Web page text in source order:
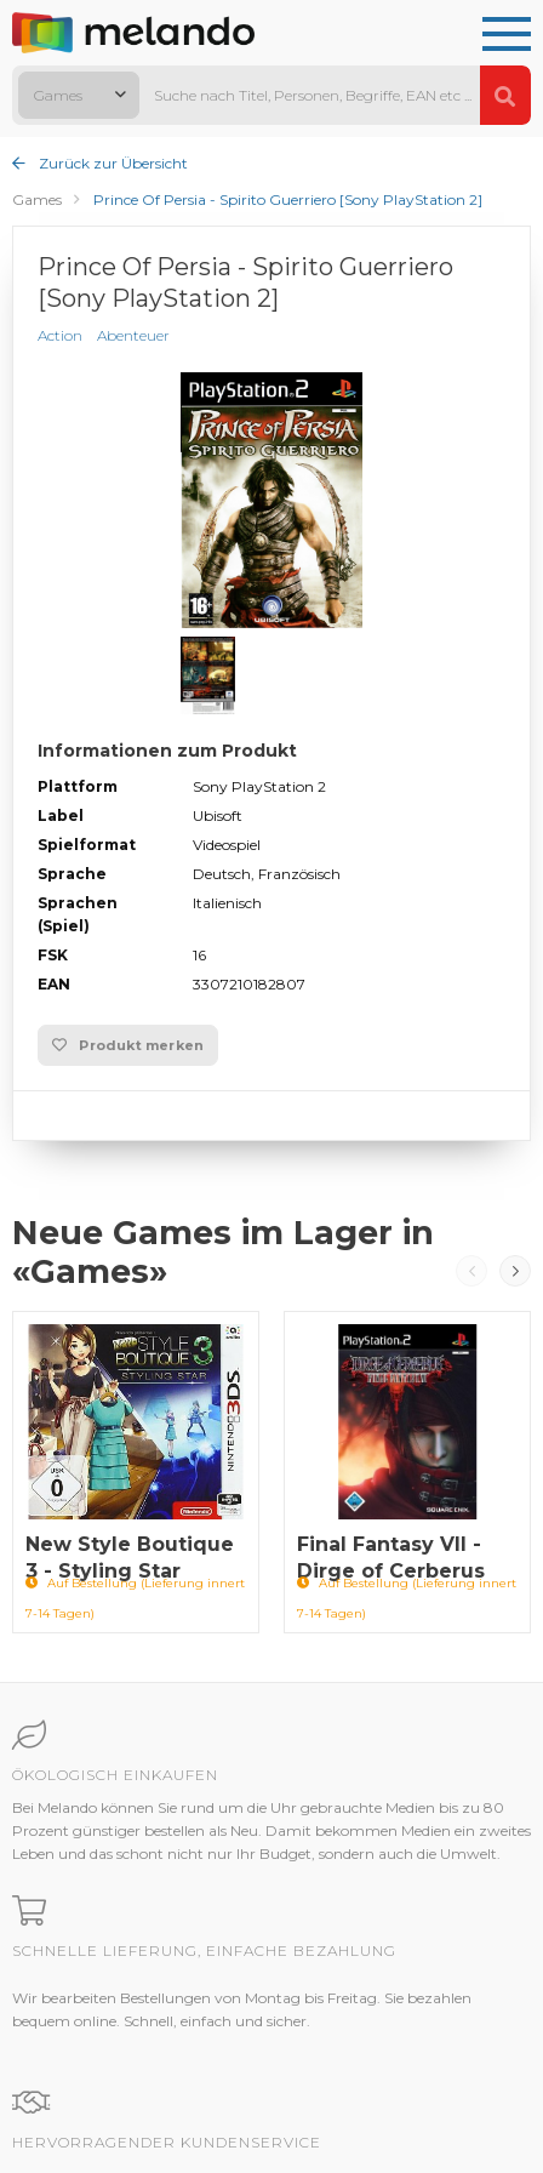
Games
Zurück zur Übersicht
Games
Prince Of Persia - Spirito Guerriero [Sony PlayStation 2]
Prince Of Persia - Spirito Guerriero
[Sony PlayStation 2]
Action Abenteuer
Informationen zum Produkt
Plattform
Sony PlayStation 2
Label
Ubisoft
Spielformat
Videospiel
Sprache
Deutsch, Französisch
Sprachen
(Spiel)
Italienisch
FSK
16
EAN
3307210182807
Produkt merken
Neue Games im Lager in
«Games»
New Style Boutique
3 - Styling Star
Auf Bestellung (Lieferung innert
7-14 Tagen)
Final Fantasy VII -
Dirge of Cerberus
Auf Bestellung (Lieferung innert
7-14 Tagen)
ÖKOLOGISCH EINKAUFEN
Bei Melando können Sie rund um die Uhr gebrauchte Medien bis zu 80
Prozent günstiger bestellen als Neu. Damit bekommen Medien ein zweites
Leben und das schont nicht nur Ihr Budget, sondern auch die Umwelt.
SCHNELLE LIEFERUNG, EINFACHE BEZAHLUNG
Wir bearbeiten Bestellungen von Montag bis Freitag. Sie bezahlen
bequem online. Schnell, einfach und sicher.
HERVORRAGENDER KUNDENSERVICE